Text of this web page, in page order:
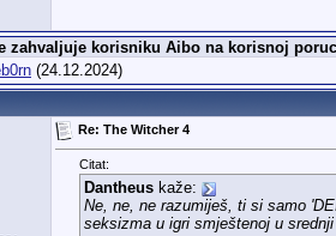
zahvaljuje korisniku Aibo na korisnoj
(24.12.2024)
Re: The Witcher 4
Citat:
Dantheuskaže:
Ne, ne, ne razumiješ, ti si samo
seksizma u igri smještenoj u